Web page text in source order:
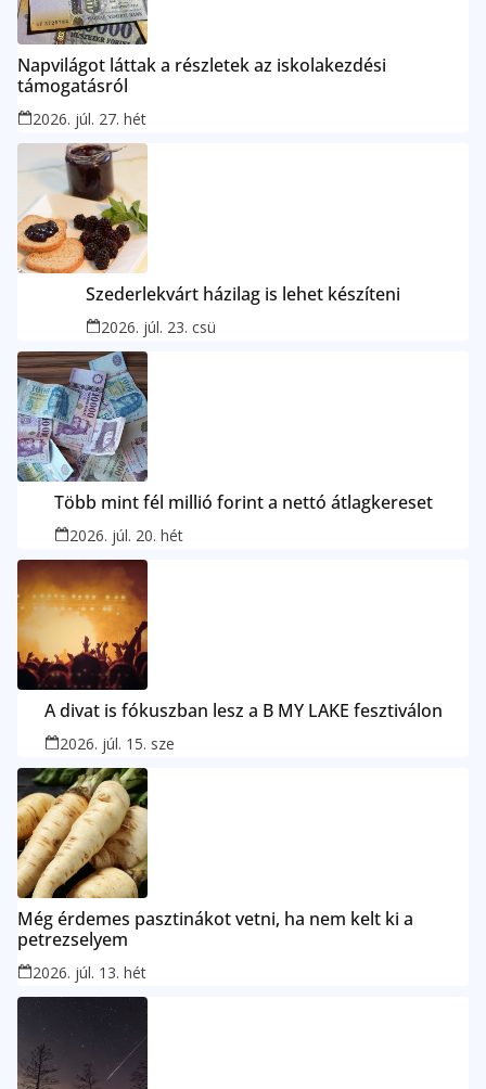
Napvilágot láttak a részletek az iskolakezdési
támogatásról
2026. júl. 27. hét
Szederlekvárt házilag is lehet készíteni
2026. júl. 23. csü
Több mint fél millió forint a nettó átlagkereset
2026. júl. 20. hét
A divat is fókuszban lesz a B MY LAKE fesztiválon
2026. júl. 15. sze
Még érdemes pasztinákot vetni, ha nem kelt ki a
petrezselyem
2026. júl. 13. hét